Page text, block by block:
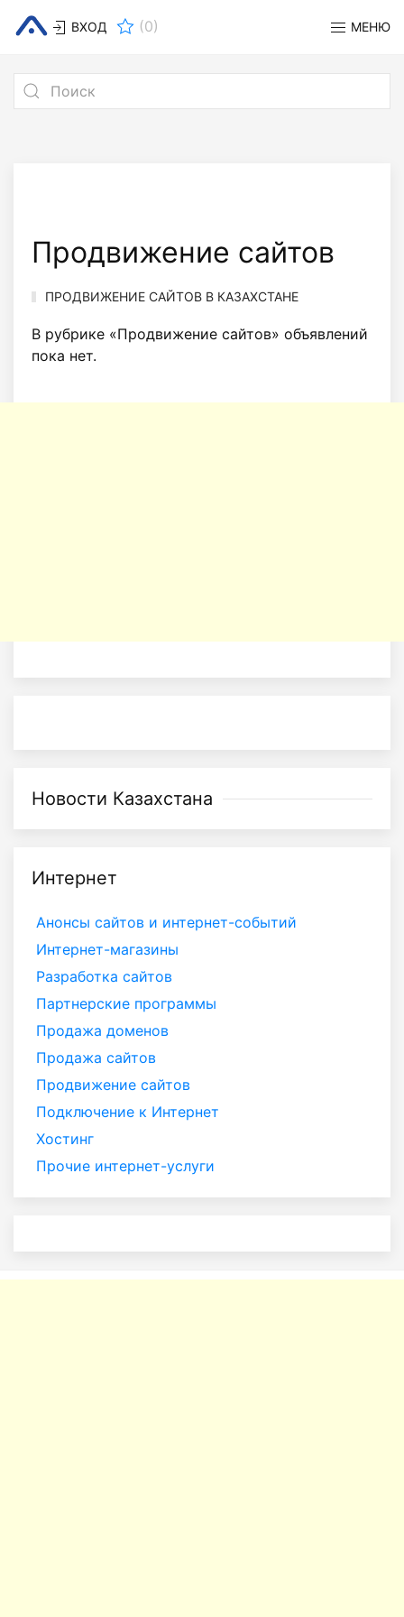
ВХОД (0) МЕНЮ
Продвижение сайтов
ПРОДВИЖЕНИЕ САЙТОВ В КАЗАХСТАНЕ
В рубрике «Продвижение сайтов» объявлений
пока нет.
Новости Казахстана
Интернет
Анонсы сайтов и интернет-событий
Интернет-магазины
Разработка сайтов
Партнерские программы
Продажа доменов
Продажа сайтов
Продвижение сайтов
Подключение к Интернет
Хостинг
Прочие интернет-услуги